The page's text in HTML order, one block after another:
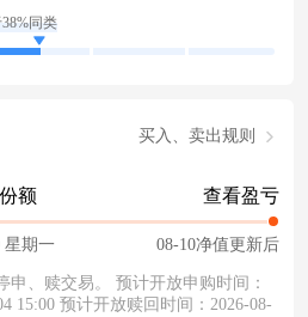
同类
买入、卖出规则
额
星期一
查看盈亏
08-10净值更新后
申、赎交易。 预计开放申购时间：
15:00 预计开放赎回时间：2026-08-